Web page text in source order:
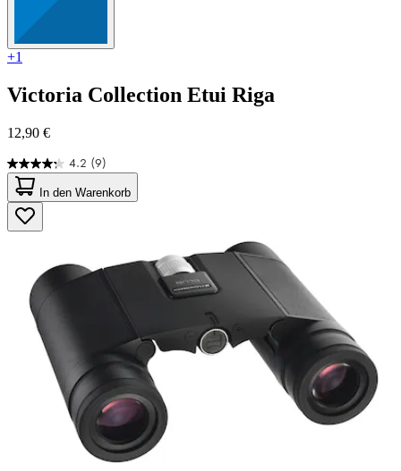
+1
Victoria Collection Etui Riga
12,90 €
4.2 (9)
4.2
von
5
Sternen.
9
In den Warenkorb